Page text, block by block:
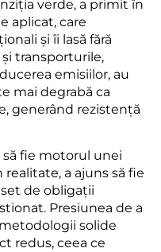
verde, a primit în
aplicat, care
și îi lasă fără
transporturile,
emisiilor, au
mai degrabă ca
generând rezistență
fie motorul unei
a ajuns să fie
de obligații
Presiunea de a
solide
redus, ceea ce